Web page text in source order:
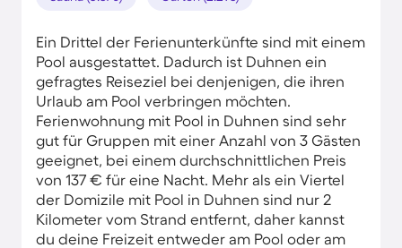
Ein Drittel der Ferienunterkünfte sind mit einem
Pool ausgestattet. Dadurch ist Duhnen ein
gefragtes Reiseziel bei denjenigen, die ihren
Urlaub am Pool verbringen möchten.
Ferienwohnung mit Pool in Duhnen sind sehr
gut für Gruppen mit einer Anzahl von 3 Gästen
geeignet, bei einem durchschnittlichen Preis
von 137 € für eine Nacht. Mehr als ein Viertel
der Domizile mit Pool in Duhnen sind nur 2
Kilometer vom Strand entfernt, daher kannst
du deine Freizeit entweder am Pool oder am